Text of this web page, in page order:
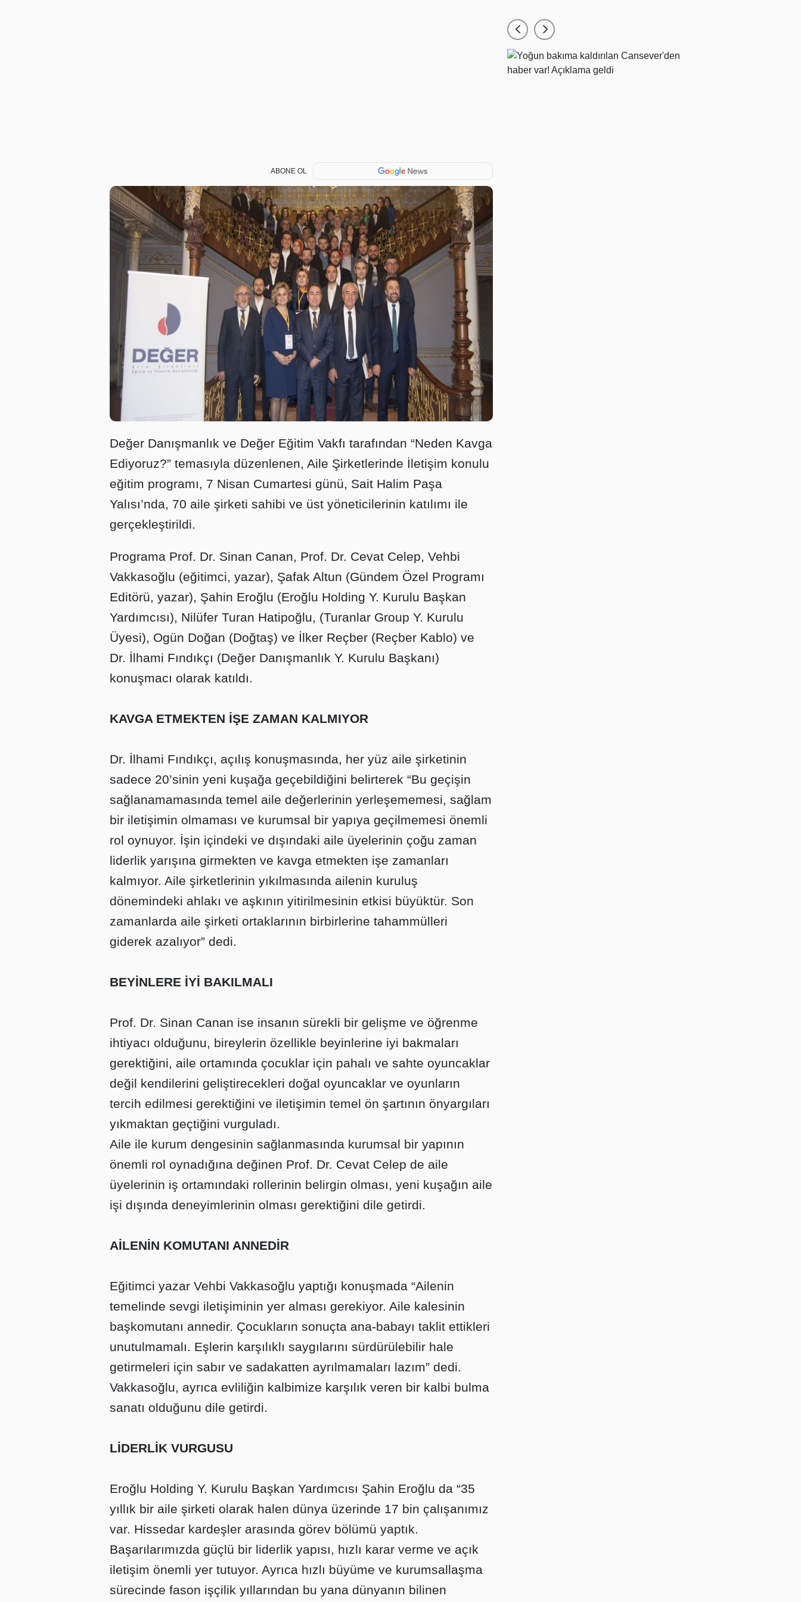
ABONE OL
Değer Danışmanlık ve Değer Eğitim Vakfı tarafından “Neden Kavga
Ediyoruz?” temasıyla düzenlenen, Aile Şirketlerinde İletişim konulu
eğitim programı, 7 Nisan Cumartesi günü, Sait Halim Paşa
Yalısı’nda, 70 aile şirketi sahibi ve üst yöneticilerinin katılımı ile
gerçekleştirildi.
Programa Prof. Dr. Sinan Canan, Prof. Dr. Cevat Celep, Vehbi
Vakkasoğlu (eğitimci, yazar), Şafak Altun (Gündem Özel Programı
Editörü, yazar), Şahin Eroğlu (Eroğlu Holding Y. Kurulu Başkan
Yardımcısı), Nilüfer Turan Hatipoğlu, (Turanlar Group Y. Kurulu
Üyesi), Ogün Doğan (Doğtaş) ve İlker Reçber (Reçber Kablo) ve
Dr. İlhami Fındıkçı (Değer Danışmanlık Y. Kurulu Başkanı)
konuşmacı olarak katıldı.
KAVGA ETMEKTEN İŞE ZAMAN KALMIYOR
Dr. İlhami Fındıkçı, açılış konuşmasında, her yüz aile şirketinin
sadece 20’sinin yeni kuşağa geçebildiğini belirterek “Bu geçişin
sağlanamamasında temel aile değerlerinin yerleşememesi, sağlam
bir iletişimin olmaması ve kurumsal bir yapıya geçilmemesi önemli
rol oynuyor. İşin içindeki ve dışındaki aile üyelerinin çoğu zaman
liderlik yarışına girmekten ve kavga etmekten işe zamanları
kalmıyor. Aile şirketlerinin yıkılmasında ailenin kuruluş
dönemindeki ahlakı ve aşkının yitirilmesinin etkisi büyüktür. Son
zamanlarda aile şirketi ortaklarının birbirlerine tahammülleri
giderek azalıyor” dedi.
BEYİNLERE İYİ BAKILMALI
Prof. Dr. Sinan Canan ise insanın sürekli bir gelişme ve öğrenme
ihtiyacı olduğunu, bireylerin özellikle beyinlerine iyi bakmaları
gerektiğini, aile ortamında çocuklar için pahalı ve sahte oyuncaklar
değil kendilerini geliştirecekleri doğal oyuncaklar ve oyunların
tercih edilmesi gerektiğini ve iletişimin temel ön şartının önyargıları
yıkmaktan geçtiğini vurguladı.
Aile ile kurum dengesinin sağlanmasında kurumsal bir yapının
önemli rol oynadığına değinen Prof. Dr. Cevat Celep de aile
üyelerinin iş ortamındaki rollerinin belirgin olması, yeni kuşağın aile
işi dışında deneyimlerinin olması gerektiğini dile getirdi.
AİLENİN KOMUTANI ANNEDİR
Eğitimci yazar Vehbi Vakkasoğlu yaptığı konuşmada “Ailenin
temelinde sevgi iletişiminin yer alması gerekiyor. Aile kalesinin
başkomutanı annedir. Çocukların sonuçta ana-babayı taklit ettikleri
unutulmamalı. Eşlerin karşılıklı saygılarını sürdürülebilir hale
getirmeleri için sabır ve sadakatten ayrılmamaları lazım” dedi.
Vakkasoğlu, ayrıca evliliğin kalbimize karşılık veren bir kalbi bulma
sanatı olduğunu dile getirdi.
LİDERLİK VURGUSU
Eroğlu Holding Y. Kurulu Başkan Yardımcısı Şahin Eroğlu da “35
yıllık bir aile şirketi olarak halen dünya üzerinde 17 bin çalışanımız
var. Hissedar kardeşler arasında görev bölümü yaptık.
Başarılarımızda güçlü bir liderlik yapısı, hızlı karar verme ve açık
iletişim önemli yer tutuyor. Ayrıca hızlı büyüme ve kurumsallaşma
sürecinde fason işçilik yıllarından bu yana dünyanın bilinen